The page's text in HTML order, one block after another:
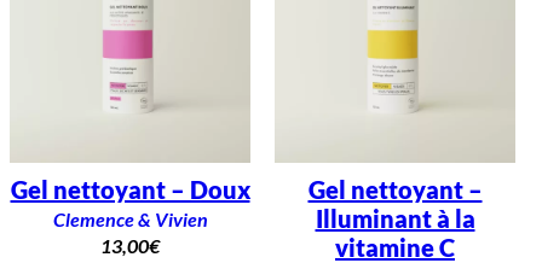
Gel nettoyant – Doux
Clemence & Vivien
13,00€
Gel nettoyant –
Illuminant à la
vitamine C